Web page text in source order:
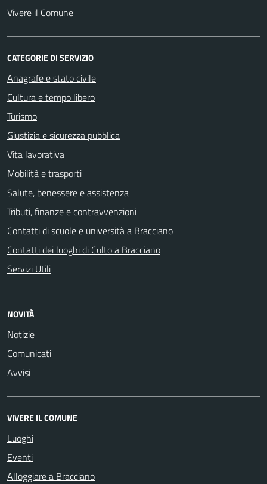
Vivere il Comune
CATEGORIE DI SERVIZIO
Anagrafe e stato civile
Cultura e tempo libero
Turismo
Giustizia e sicurezza pubblica
Vita lavorativa
Mobilità e trasporti
Salute, benessere e assistenza
Tributi, finanze e contravvenzioni
Contatti di scuole e università a Bracciano
Contatti dei luoghi di Culto a Bracciano
Servizi Utili
NOVITÀ
Notizie
Comunicati
Avvisi
VIVERE IL COMUNE
Luoghi
Eventi
Alloggiare a Bracciano